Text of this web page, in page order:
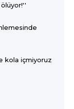
kola içmiyoruz